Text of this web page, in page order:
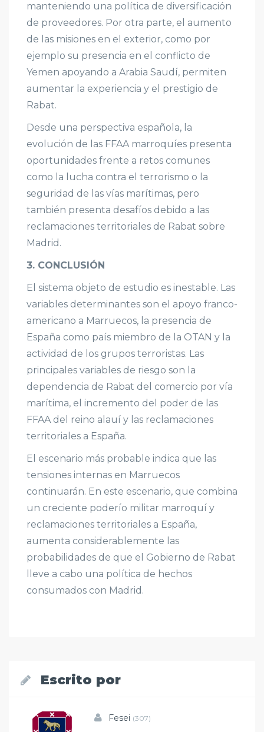
manteniendo una política de diversificación
de proveedores. Por otra parte, el aumento
de las misiones en el exterior, como por
ejemplo su presencia en el conflicto de
Yemen apoyando a Arabia Saudí, permiten
aumentar la experiencia y el prestigio de
Rabat.
Desde una perspectiva española, la
evolución de las FFAA marroquíes presenta
oportunidades frente a retos comunes
como la lucha contra el terrorismo o la
seguridad de las vías marítimas, pero
también presenta desafíos debido a las
reclamaciones territoriales de Rabat sobre
Madrid.
3. CONCLUSIÓN
El sistema objeto de estudio es inestable. Las
variables determinantes son el apoyo franco-
americano a Marruecos, la presencia de
España como país miembro de la OTAN y la
actividad de los grupos terroristas. Las
principales variables de riesgo son la
dependencia de Rabat del comercio por vía
marítima, el incremento del poder de las
FFAA del reino alauí y las reclamaciones
territoriales a España.
El escenario más probable indica que las
tensiones internas en Marruecos
continuarán. En este escenario, que combina
un creciente poderío militar marroquí y
reclamaciones territoriales a España,
aumenta considerablemente las
probabilidades de que el Gobierno de Rabat
lleve a cabo una política de hechos
consumados con Madrid.
Escrito por
Fesei (307)